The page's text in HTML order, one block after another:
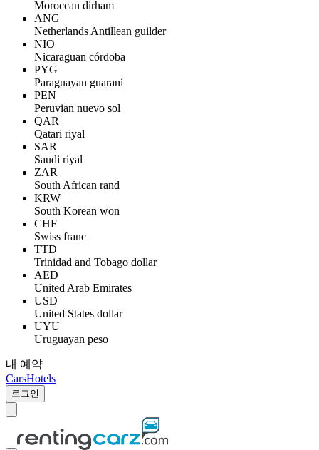
Moroccan dirham
ANG
Netherlands Antillean guilder
NIO
Nicaraguan córdoba
PYG
Paraguayan guaraní
PEN
Peruvian nuevo sol
QAR
Qatari riyal
SAR
Saudi riyal
ZAR
South African rand
KRW
South Korean won
CHF
Swiss franc
TTD
Trinidad and Tobago dollar
AED
United Arab Emirates
USD
United States dollar
UYU
Uruguayan peso
내 예약
CarsHotels
로그인